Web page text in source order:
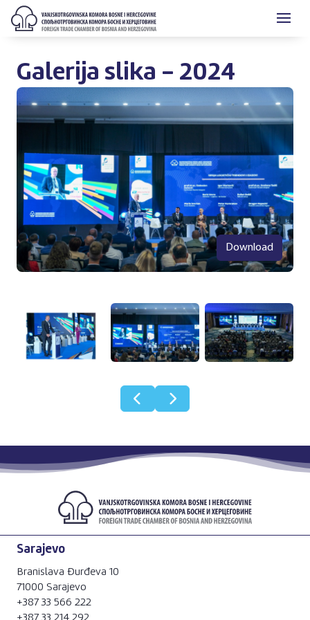
Galerija slika - 2024
Download
Sarajevo
Branislava Đurđeva 10
71000 Sarajevo
+387 33 566 222